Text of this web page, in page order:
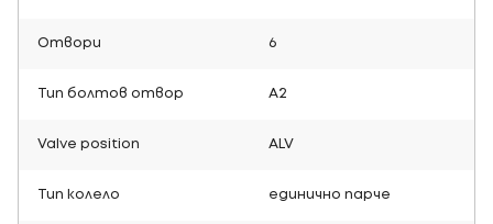
Отвори 6
Тип болтов отвор A2
Valve position ALV
Тип колело единично парче